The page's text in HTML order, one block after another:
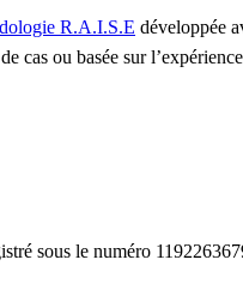
R.A.I.S.E développée
cas ou basée sur
sous le numéro